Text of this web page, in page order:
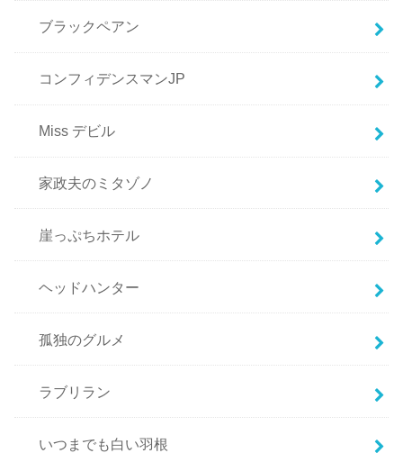
ブラックペアン
コンフィデンスマンJP
Miss デビル
家政夫のミタゾノ
崖っぷちホテル
ヘッドハンター
孤独のグルメ
ラブリラン
いつまでも白い羽根